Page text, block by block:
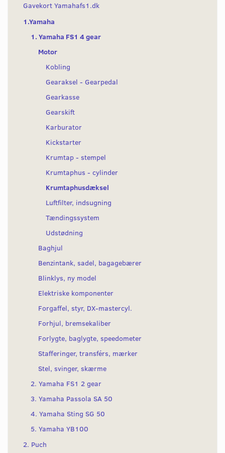
Gavekort Yamahafs1.dk
1.Yamaha
1. Yamaha FS1 4 gear
Motor
Kobling
Gearaksel - Gearpedal
Gearkasse
Gearskift
Karburator
Kickstarter
Krumtap - stempel
Krumtaphus - cylinder
Krumtaphusdæksel
Luftfilter, indsugning
Tændingssystem
Udstødning
Baghjul
Benzintank, sadel, bagagebærer
Blinklys, ny model
Elektriske komponenter
Forgaffel, styr, DX-mastercyl.
Forhjul, bremsekaliber
Forlygte, baglygte, speedometer
Stafferinger, transférs, mærker
Stel, svinger, skærme
2. Yamaha FS1 2 gear
3. Yamaha Passola SA 50
4. Yamaha Sting SG 50
5. Yamaha YB100
2. Puch